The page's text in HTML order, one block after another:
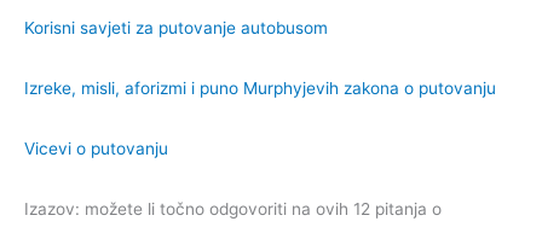
Korisni savjeti za putovanje autobusom
Izreke, misli, aforizmi i puno Murphyjevih zakona o putovanju
Vicevi o putovanju
Izazov: možete li točno odgovoriti na ovih 12 pitanja o